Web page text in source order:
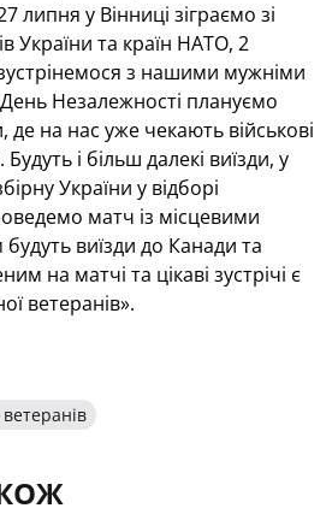
липня у Вінниці зіграємо зі
України та країн НАТО, 2
з нашими мужніми
Незалежності плануємо
де на нас уже чекають військові
і більш далекі виїзди, у
України у відборі
матч із місцевими
виїзди до Канади та
на матчі та цікаві зустрічі є
ветеранів».